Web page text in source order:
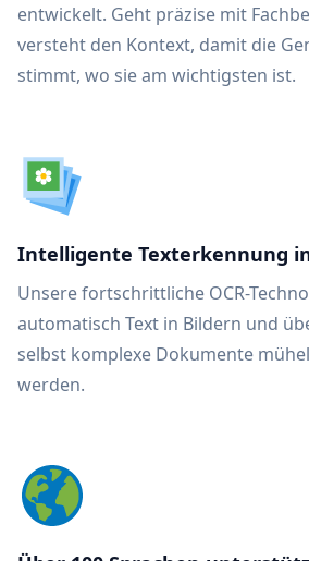
entwickelt. Geht präzise mit
versteht den Kontext, damit die
stimmt, wo sie am wichtigsten ist.
Intelligente Texterkennung
Unsere fortschrittliche OCR-
automatisch Text in Bildern und
selbst komplexe Dokumente
werden.